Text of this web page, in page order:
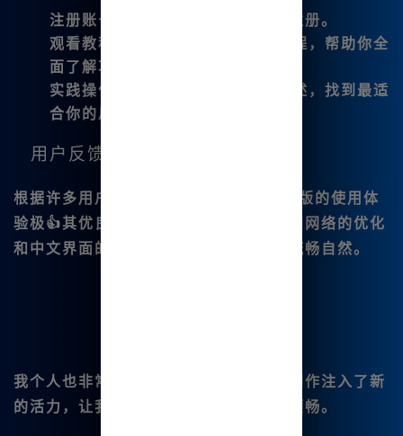
注册账号
进行注册。
观看教程
：网站上有详细的使用教程，帮助你全
面了解功能。
实践操作
：多尝试不同的命令和描述，找到最适
合你的风格。
用户反馈与体验
根据许多用户的反馈， Midjourney中文版 的使用体
验极👍其优良。用户普遍认为其对国内网络的优化
和中文界面的贴心设计，使得创作过程流畅自然。
我个人也非常推荐这款工具，它为我的创作注入了新
的活力，让我在插画的道路上走得更加顺畅。